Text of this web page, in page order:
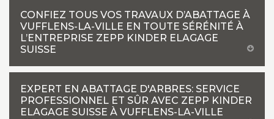
CONFIEZ TOUS VOS TRAVAUX D’ABATTAGE À
VUFFLENS-LA-VILLE EN TOUTE SÉRÉNITÉ À
L’ENTREPRISE ZEPP KINDER ELAGAGE
SUISSE
EXPERT EN ABATTAGE D'ARBRES: SERVICE
PROFESSIONNEL ET SÛR AVEC ZEPP KINDER
ELAGAGE SUISSE À VUFFLENS-LA-VILLE